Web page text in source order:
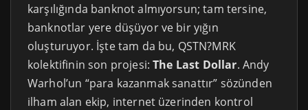
karşılığında banknot almıyorsun; tam tersine,
banknotlar yere düşüyor ve bir yığın
oluşturuyor. İşte tam da bu, QSTN?MRK
kolektifinin son projesi:The Last Dollar. Andy
Warhol’un “para kazanmak sanattır” sözünden
ilham alan ekip, internet üzerinden kontrol